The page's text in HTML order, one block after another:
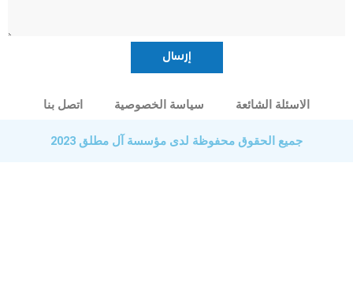
الاسئلة الشائعة سياسة الخصوصية اتصل بنا
جميع الحقوق محفوظة لدى مؤسسة آل مطلق 2023